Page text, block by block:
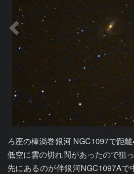
ろ座の棒渦巻銀河 NGC1097で距
低空に雲の切れ間があったので狙
先にあるのが伴銀河NGC1097Aで